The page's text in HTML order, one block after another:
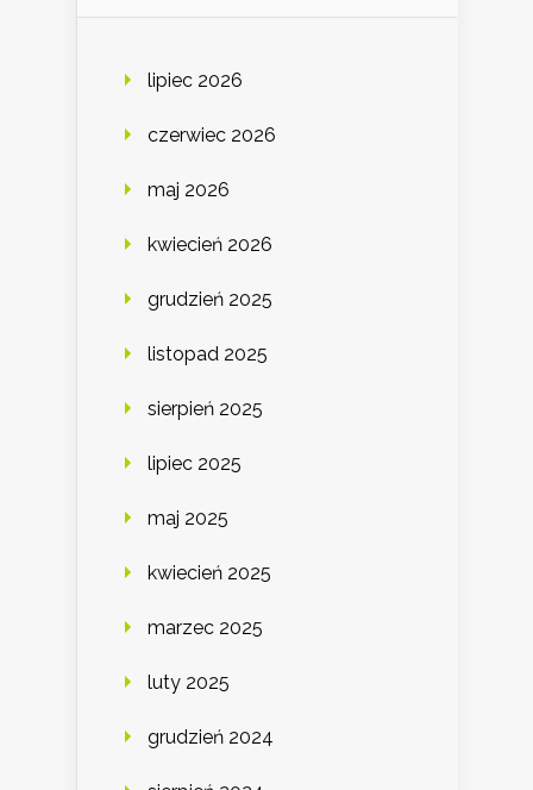
lipiec 2026
czerwiec 2026
maj 2026
kwiecień 2026
grudzień 2025
listopad 2025
sierpień 2025
lipiec 2025
maj 2025
kwiecień 2025
marzec 2025
luty 2025
grudzień 2024